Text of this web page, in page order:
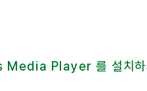
Media Player 를 설치하